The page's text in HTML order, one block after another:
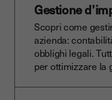
Gestione
Scopri come
azienda:
obblighi legali.
per ottimizzare la